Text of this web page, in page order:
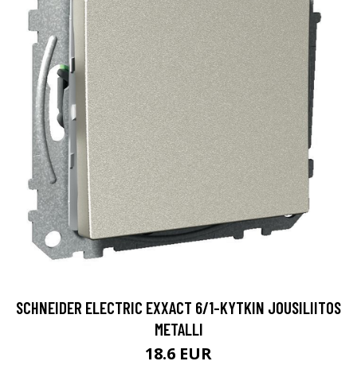
SCHNEIDER ELECTRIC EXXACT 6/1-KYTKIN JOUSILIITOS
METALLI
18.6 EUR